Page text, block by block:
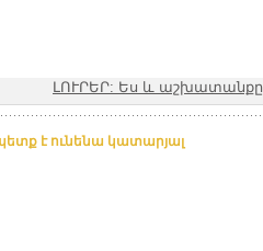
ԼՈՒՐԵՐ: Ես և աշխատանքը
է ունենա կատարյալ